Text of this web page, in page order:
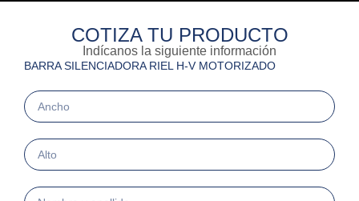
COTIZA TU PRODUCTO
Indícanos la siguiente información
BARRA SILENCIADORA RIEL H-V MOTORIZADO